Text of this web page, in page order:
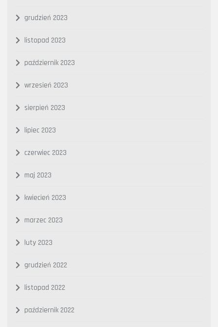
grudzień 2023
listopad 2023
październik 2023
wrzesień 2023
sierpień 2023
lipiec 2023
czerwiec 2023
maj 2023
kwiecień 2023
marzec 2023
luty 2023
grudzień 2022
listopad 2022
październik 2022